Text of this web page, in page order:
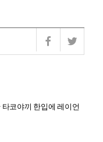
코야끼 한입에 레이언